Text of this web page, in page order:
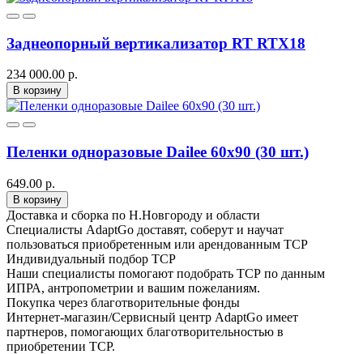
Заднеопорный вертикализатор RT RTX18
234 000.00 р.
В корзину
Пеленки одноразовые Dailee 60x90 (30 шт.)
649.00 р.
В корзину
Доставка и сборка по Н.Новгороду и области
Специалисты AdaptGo доставят, соберут и научат
пользоваться приобретенным или арендованным ТСР
Индивидуальный подбор ТСР
Наши специалисты помогают подобрать ТСР по данным
ИПРА, антропометрии и вашим пожеланиям.
Покупка через благотворительные фонды
Интернет-магазин/Сервисный центр AdaptGo имеет
партнеров, помогающих благотворительностью в
приобретении ТСР.